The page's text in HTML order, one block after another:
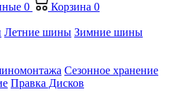
0 Корзина 0
Летние шины Зимние шины
Сезонное хранение
Правка Дисков